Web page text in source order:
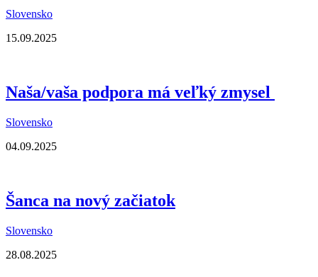
Slovensko
15.09.2025
Naša/vaša podpora má veľký zmysel
Slovensko
04.09.2025
Šanca na nový začiatok
Slovensko
28.08.2025